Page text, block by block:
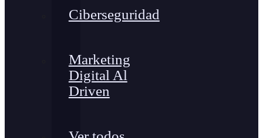
Ciberseguridad
Marketing
Digital Al
Driven